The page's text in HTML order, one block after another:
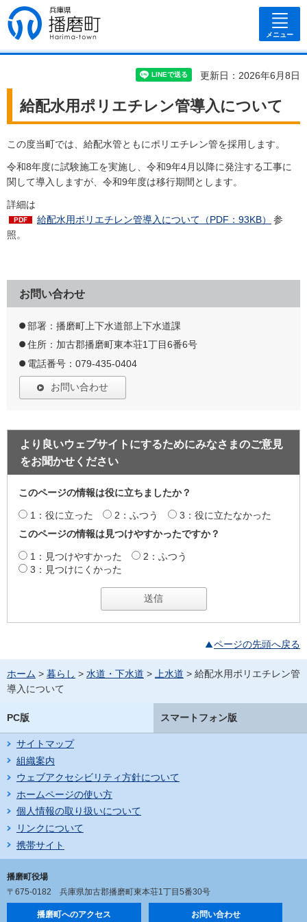
兵庫県 播磨
町
メニュー
更新日：2026年6月8日
給配水用ポリエチレン管導入について
この度当町では、給配水管ともにポリエチレン管を採用します。
令和8年度に試験施工を実施し、令和9年4月以降に発注する工事に
関して導入しますが、令和9年度は移行期間とします。
詳細は
給配水用ポリエチレン管導入について（PDF：93KB）
参
照。
お問い合わせ
部署：播磨町上下水道部上下水道課
住所：加古郡播磨町東本荘1丁目6番6号
電話番号：079-435-0404
お問い合わせ
より良いウェブサイトにするためにみなさまのご意見
をお聞かせください
このページの情報は役に立ちましたか？
1：役に立った 2：ふつう
3：役に立たなかった
このページの情報は見つけやすかったですか？
1：見つけやすかった
2：ふつう
3：見つけにくかった
ページの先頭へ戻る
ホーム > 暮らし > 水道・下水道 > 上水道 > 給配水用ポリエチレン管
導入について
PC版 スマートフォン版
サイトマップ
組織案内
ウェブアクセシビリティ方針について
ホームページの使い方
個人情報の取り扱いについて
リンクについて
携帯サイト
播磨町役場
〒675-0182 兵庫県加古郡播磨町東本荘1丁目5番30号
播磨町へのアクセス お問い合わせ